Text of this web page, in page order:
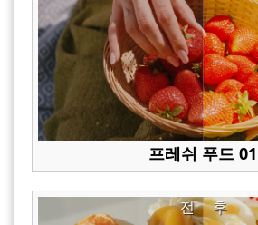
프레쉬 푸드 01
후
전